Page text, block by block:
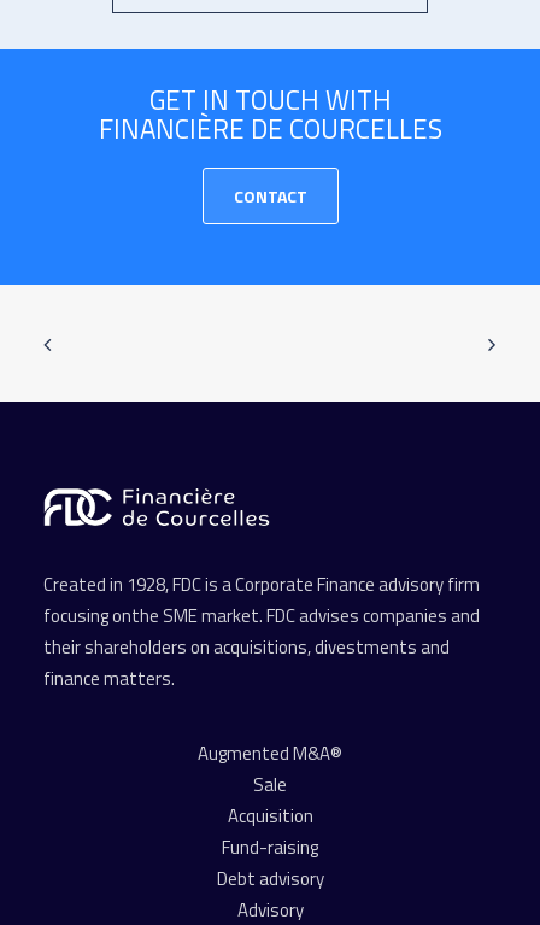
GET IN TOUCH WITH
FINANCIÈRE DE COURCELLES
CONTACT
Created in 1928, FDC is a Corporate Finance advisory firm
focusing onthe SME market. FDC advises companies and
their shareholders on acquisitions, divestments and
finance matters.
Augmented M&A®
Sale
Acquisition
Fund-raising
Debt advisory
Advisory